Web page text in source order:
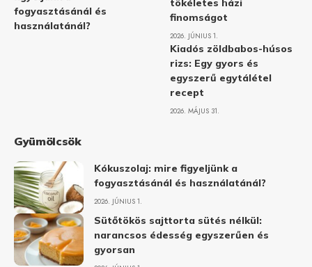
fogyasztásánál és
használatánál?
tökéletes házi
finomságot
2026. JÚNIUS 1.
Kiadós zöldbabos-húsos
rizs: Egy gyors és
egyszerű egytálétel
recept
2026. MÁJUS 31.
Gyümölcsök
Kókuszolaj: mire figyeljünk a
fogyasztásánál és használatánál?
2026. JÚNIUS 1.
Sütőtökös sajttorta sütés nélkül:
narancsos édesség egyszerűen és
gyorsan